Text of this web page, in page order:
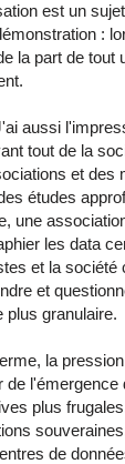
est un
:
la part de tout
aussi
tout de la
et des
études
une
les data
et la société
et
plus granulaire.
la
de l'émergence
plus
de